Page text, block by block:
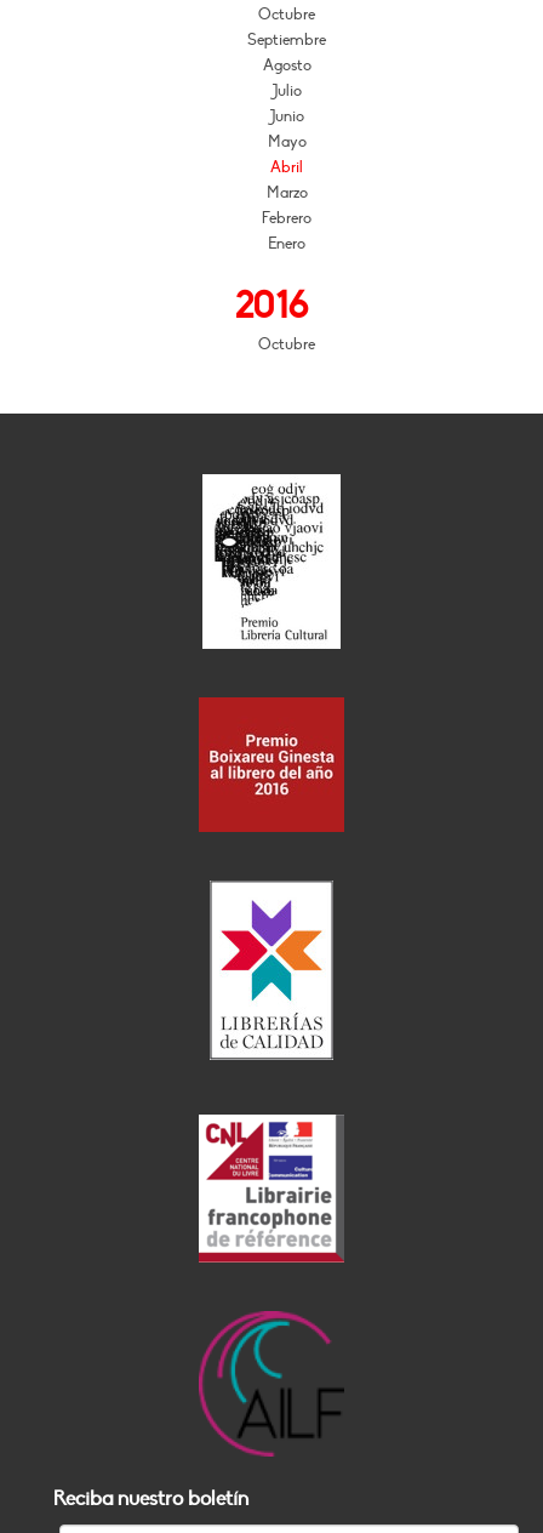
Octubre
Septiembre
Agosto
Julio
Junio
Mayo
Abril
Marzo
Febrero
Enero
2016
Octubre
Reciba nuestro boletín